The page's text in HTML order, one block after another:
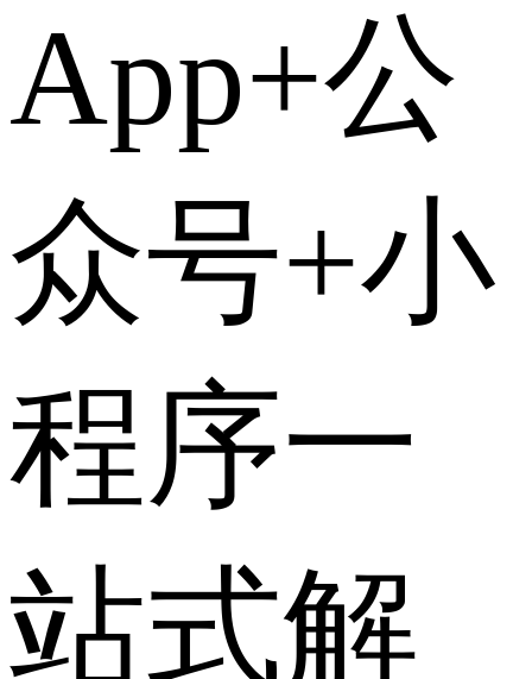
App+公
众号+小
程序一
站式解